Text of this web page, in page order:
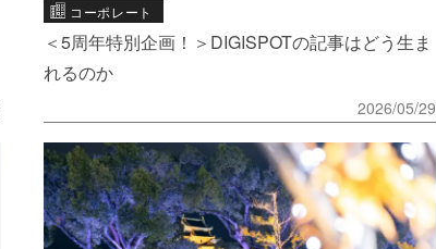
コーポレート
＜5周年特別企画！＞DIGISPOTの記事はどう生ま
れるのか
2026/05/29